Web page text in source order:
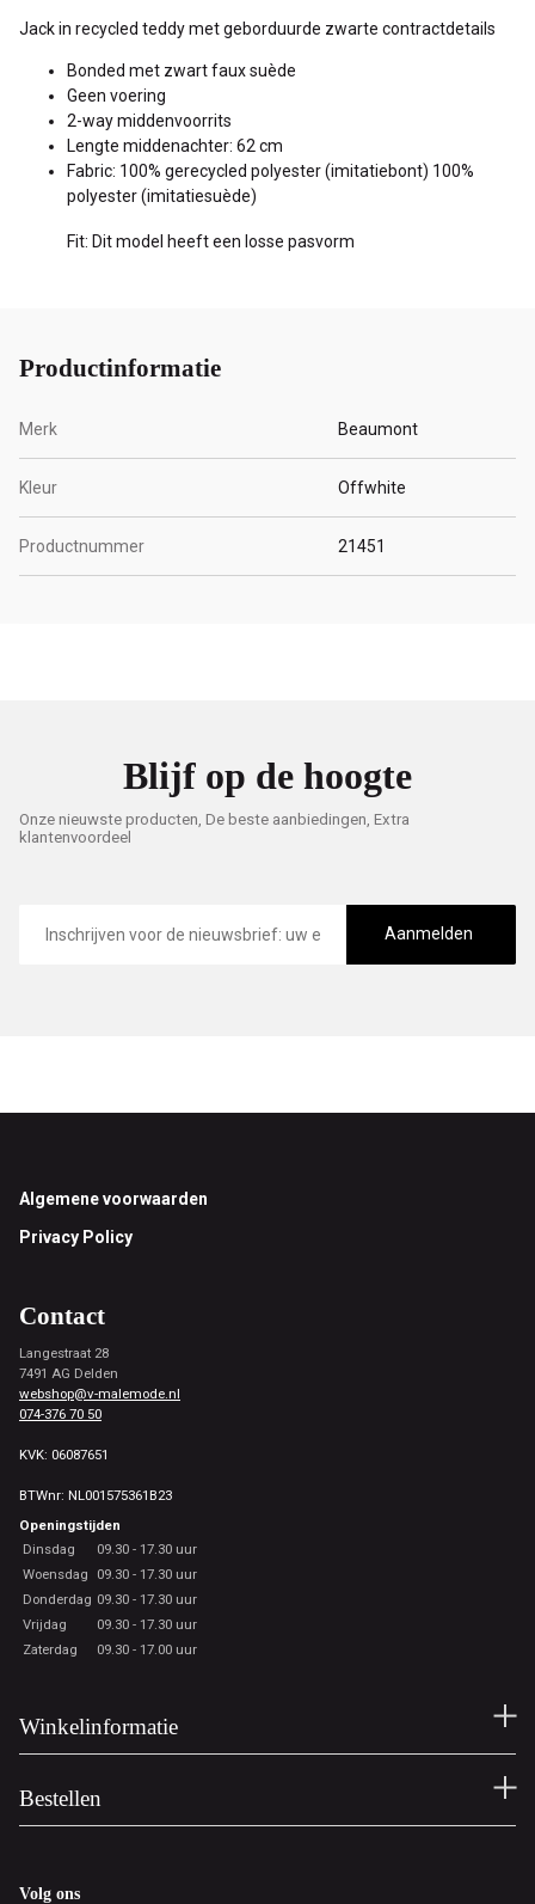
Jack in recycled teddy met geborduurde zwarte contractdetails
Bonded met zwart faux suède
Geen voering
2-way middenvoorrits
Lengte middenachter: 62 cm
Fabric: 100% gerecycled polyester (imitatiebont) 100%
polyester (imitatiesuède)
Fit: Dit model heeft een losse pasvorm
Productinformatie
Merk Beaumont
Kleur Offwhite
Productnummer 21451
Blijf op de hoogte
Onze nieuwste producten, De beste aanbiedingen, Extra
klantenvoordeel
mailadres
Aanmelden
Footer
Algemene voorwaarden
Privacy Policy
Contact
Langestraat 28
7491 AG Delden
webshop@v-malemode.nl
074-376 70 50
KVK: 06087651
BTWnr: NL001575361B23
Openingstijden
Dinsdag
09.30 - 17.30 uur
Woensdag
09.30 - 17.30 uur
Donderdag 09.30 - 17.30 uur
Vrijdag
09.30 - 17.30 uur
Zaterdag
09.30 - 17.00 uur
Winkelinformatie
Bestellen
Volg ons